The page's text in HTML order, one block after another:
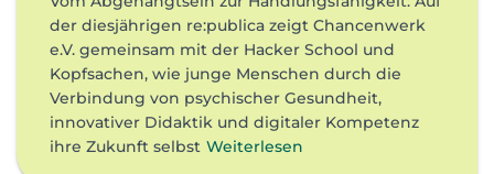
der diesjährigen re:publica zeigt Chancenwerk
e.V. gemeinsam mit der Hacker School und
Kopfsachen, wie junge Menschen durch die
Verbindung von psychischer Gesundheit,
innovativer Didaktik und digitaler Kompetenz
ihre Zukunft selbst Weiterlesen